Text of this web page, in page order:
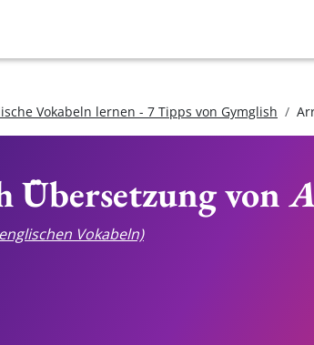
Vokabeln lernen - 7 Tipps von Gymglish
Übersetzung von
Vokabeln)